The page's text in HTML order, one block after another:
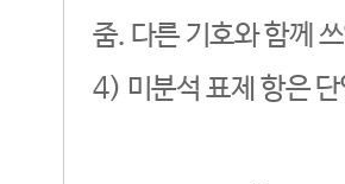
줌. 다른 기호와 함께
4) 미분석 표제 항은